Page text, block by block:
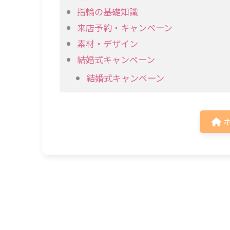
指輪の基礎知識
来店予約・キャンペーン
素材・デザイン
結婚式キャンペーン
結婚式キャンペーン